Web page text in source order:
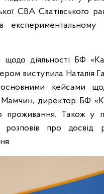
СВА Сватівського
щодо діяльності БФ
виступила Наталія
кейсами
директор БФ
проживання. Також у
про досвід